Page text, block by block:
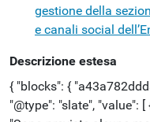
gestione della
e canali social
Descrizione estesa
{ "blocks": {
"@type": "slate", "value":